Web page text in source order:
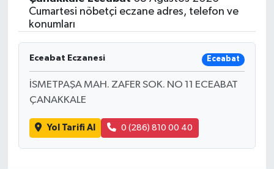
Cumartesi nöbetçi eczane adres, telefon ve
konumları
Eceabat Eczanesi Eceabat
İSMETPAŞA MAH. ZAFER SOK. NO 11 ECEABAT
ÇANAKKALE
Yol Tarifi Al 0 (286) 810 00 40